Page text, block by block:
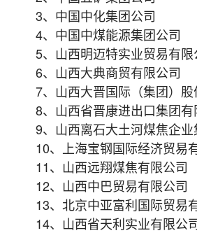
3、中国中化集团公司
4、中国中煤能源集团公司
5、山西明迈特实业贸易有限
6、山西大典商贸有限公司
7、山西大晋国际（集团）股
8、山西省晋康进出口集团有
9、山西离石大土河煤焦企业
10、上海宝钢国际经济贸易
11、山西远翔煤焦有限公司
12、山西中巴贸易有限公司
13、北京中亚富利国际贸易
14、山西省天利实业有限公